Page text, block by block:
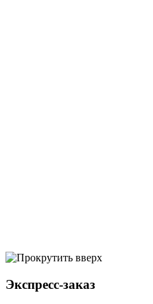
Экспресс-заказ